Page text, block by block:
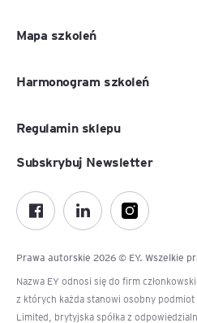
Mapa szkoleń
Harmonogram szkoleń
Regulamin sklepu
Prawa autorskie 2026 © EY. Wszelkie
Nazwa EY odnosi się do firm
z których każda stanowi osobny
Limited, brytyjska spółka z
Subskrybuj Newsletter